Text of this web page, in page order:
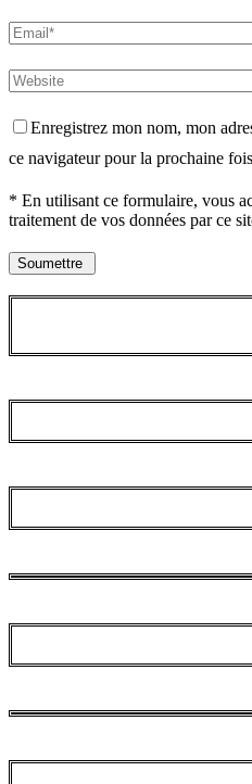
Enregistrez mon nom, mon
ce navigateur pour la prochaine
* En utilisant ce formulaire, vous
traitement de vos données par ce